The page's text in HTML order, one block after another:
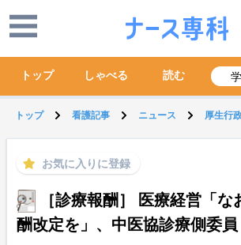
トップ しゃべる 読む
トップ 看護記事 ニュース 厚生行
お気に入りに登録
［診療報酬］ 医療経営「な
酬改定を」、中医協診療側委員